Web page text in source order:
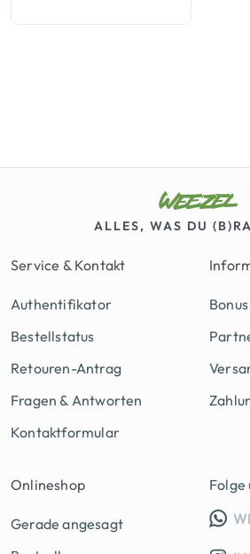
ALLES, WAS DU
Service & Kontakt
Authentifikator
Bestellstatus
Retouren-Antrag
Fragen & Antworten
Kontaktformular
Onlineshop
Gerade angesagt
Folge